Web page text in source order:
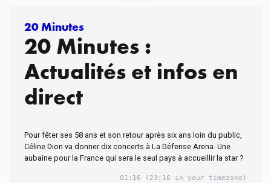
20 Minutes
20 Minutes :
Actualités et infos en
direct
Pour fêter ses 58 ans et son retour après six ans loin du public,
Céline Dion va donner dix concerts à La Défense Arena. Une
aubaine pour la France qui sera le seul pays à accueillir la star ?
01:16 (23:16 in your timezone)